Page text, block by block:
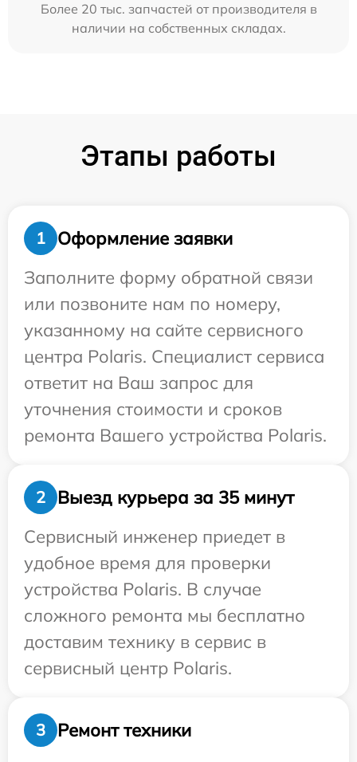
Более 20 тыс. запчастей от производителя в
наличии на собственных складах.
Этапы работы
1
Оформление заявки
Заполните форму обратной связи
или позвоните нам по номеру,
указанному на сайте сервисного
центра Polaris. Специалист сервиса
ответит на Ваш запрос для
уточнения стоимости и сроков
ремонта Вашего устройства Polaris.
2
Выезд курьера за 35 минут
Сервисный инженер приедет в
удобное время для проверки
устройства Polaris. В случае
сложного ремонта мы бесплатно
доставим технику в сервис в
сервисный центр Polaris.
3
Ремонт техники